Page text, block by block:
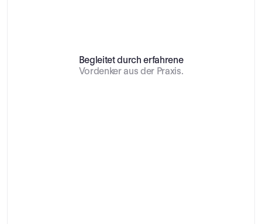
Begleitet durch erfahrene
Vordenker aus der Praxis.